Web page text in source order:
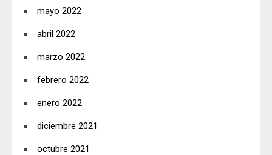
mayo 2022
abril 2022
marzo 2022
febrero 2022
enero 2022
diciembre 2021
octubre 2021